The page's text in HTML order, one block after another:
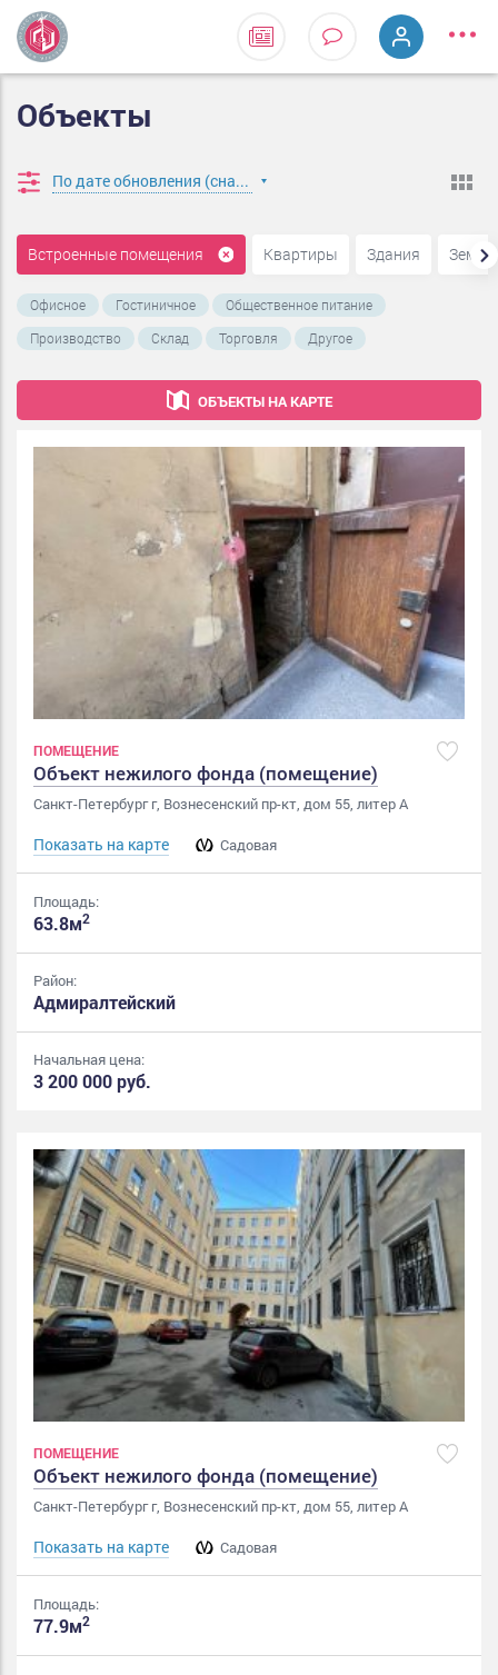
Объекты
По дате обновления (сначала новые)
Встроенные помещения Квартиры Здания
Офисное Гостиничное
Общественное питание
Производство
Склад Торговля Другое
ОБЪЕКТЫ НА КАРТЕ
ПОМЕЩЕНИЕ
Объект нежилого фонда (помещение)
Санкт-Петербург г, Вознесенский пр-кт, дом 55, литер А
Показать на карте Садовая
Площадь:
63.8м2
Район:
Адмиралтейский
Начальная цена:
3 200 000 руб.
ПОМЕЩЕНИЕ
Объект нежилого фонда (помещение)
Санкт-Петербург г, Вознесенский пр-кт, дом 55, литер А
Показать на карте Садовая
Площадь:
77.9м2